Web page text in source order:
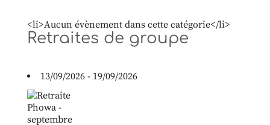
<li>Aucun évènement dans cette catégorie</li>
Retraites de groupe
13/09/2026 - 19/09/2026